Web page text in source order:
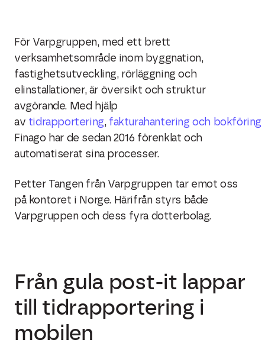
För Varpgruppen, med ett brett
verksamhetsområde inom byggnation,
fastighetsutveckling, rörläggning och
elinstallationer, är översikt och struktur
avgörande. Med hjälp
av tidrapportering, fakturahantering och bokföring
Finago har de sedan 2016 förenklat och
automatiserat sina processer.
Petter Tangen från Varpgruppen tar emot oss
på kontoret i Norge. Härifrån styrs både
Varpgruppen och dess fyra dotterbolag.
Från gula post-it lappar
till tidrapportering i
mobilen